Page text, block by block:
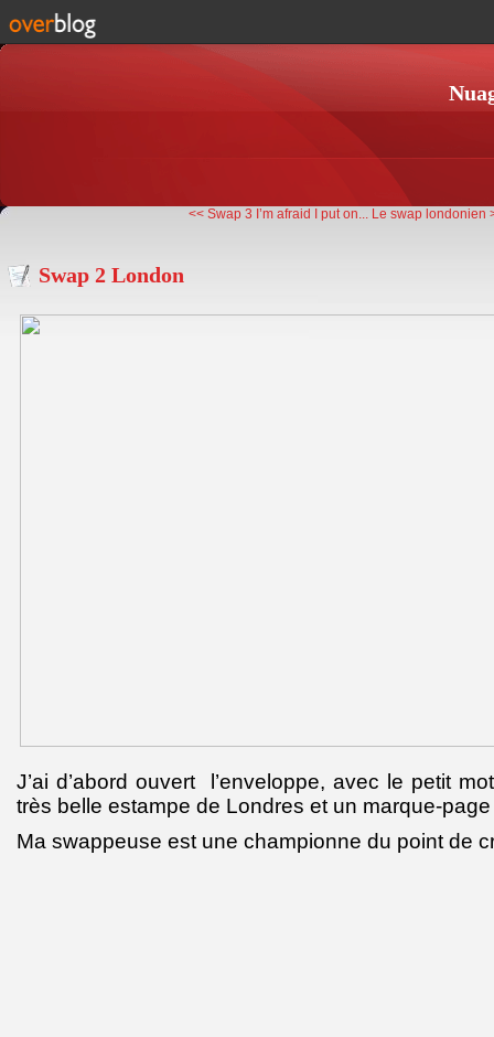
<< Swap 3 I’m afraid I put on... Le swap londonien
Swap 2 London
J’ai d’abord ouvert l’enveloppe, avec le petit
très belle estampe de Londres et un marque-page
Ma swappeuse est une championne du point de